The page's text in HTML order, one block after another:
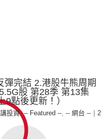
彈完結 2.港股牛熊周期
股 第28季 第13集
點後更新！）
投資,-- Featured --, -- 網台 --
2